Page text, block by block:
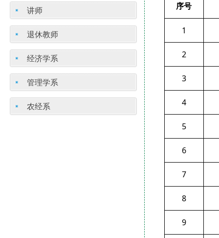
讲师
退休教师
经济学系
管理学系
农经系
序号
1
2
3
4
5
6
7
8
9